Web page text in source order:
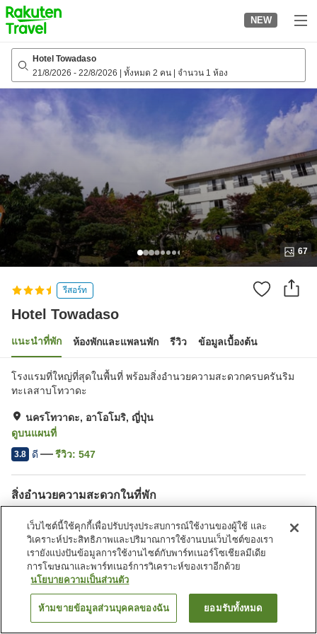
to
top
page
NEW
Hotel Towadaso
21/8/2026 - 22/8/2026 ทั้งหมด 2 คน จำนวน 1 ห้อง
67
รีสอร์ท
Hotel Towadaso
แนะนำที่พัก ห้องพักและแพลนพัก รีวิว ข้อมูลเบื้องต้น
โรงแรมที่ใหญ่ที่สุดในพื้นที่ พร้อมสิ่งอำนวยความสะดวกครบครันริม
ทะเลสาบโทวาดะ
นครโทวาดะ, อาโอโมริ, ญี่ปุ่น
ดูบนแผนที่
3.8 ดี รีวิว: 547
สิ่งอำนวยความสะดวกในที่พัก
เลานจ์
บาร์
หน้าแรก ญี่ปุ่น อาโอโมริ นครโทวาดะ Hotel Towadaso
ค้นหาห้องพัก
เว็บไซต์นี้ใช้คุกกี้เพื่อปรับปรุงประสบการณ์ใช้งานของผู้ใช้ และ
วิเคราะห์ประสิทธิภาพและปริมาณการใช้งานบนเว็บไซต์ของเรา
เรายังแบ่งปันข้อมูลการใช้งานไซต์กับพาร์ทเนอร์โซเชียลมีเดีย
การโฆษณาและพาร์ทเนอร์การวิเคราะห์ของเราอีกด้วย
นโยบายความเป็นส่วนตัว
ห้ามขายข้อมูลส่วนบุคคลของฉัน ยอมรับทั้งหมด